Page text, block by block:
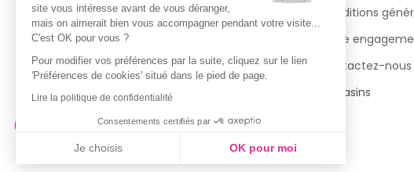
Guide des tailles
Politique de confidentialité
Conditions générales d’utilisation
de la Carte de Fidélité
Conditions
Notre
Contactez-nous
Magasins
site vous intéresse avant de vous déranger,
mais on aimerait bien vous accompagner pendant votre visite...
C'est OK pour vous ?
Pour modifier vos préférences par la suite, cliquez sur le lien
'Préférences de cookies' situé dans le pied de page.
Lire la politique de confidentialité
Consentements certifiés par
Je choisis OK pour moi